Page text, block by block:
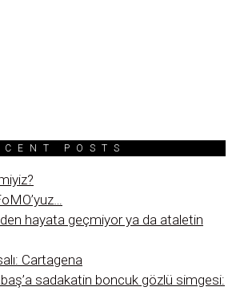
POSTS
hayata geçmiyor ya da ataletin
Cartagena
sadakatin boncuk gözlü simgesi: